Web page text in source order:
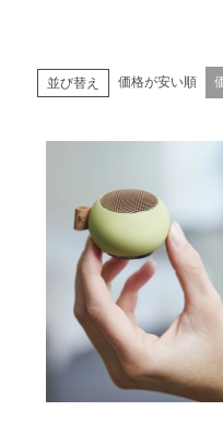
並び替え 価格が安い順